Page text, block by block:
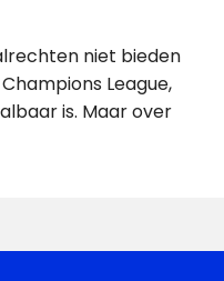
niet bieden
League,
is. Maar over